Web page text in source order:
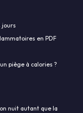
jours
en PDF
piège à calories ?
nuit autant que la